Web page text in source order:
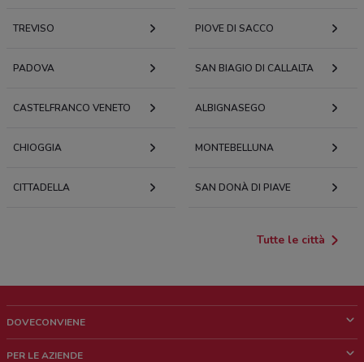
TREVISO PIOVE DI SACCO
PADOVA SAN BIAGIO DI CALLALTA
CASTELFRANCO VENETO ALBIGNASEGO
CHIOGGIA MONTEBELLUNA
CITTADELLA SAN DONÀ DI PIAVE
Tutte le città
DOVECONVIENE
PER LE AZIENDE